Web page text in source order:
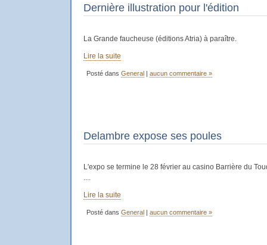
Dernière illustration pour l'édition
La Grande faucheuse (éditions Atria) à paraître.
Lire la suite
Posté dans General | aucun commentaire »
Delambre expose ses poules
L'expo se termine le 28 février au casino Barrière du
....
Lire la suite
Posté dans General | aucun commentaire »